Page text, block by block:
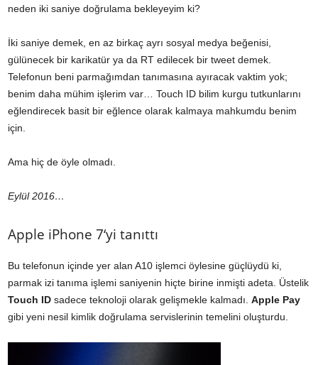
neden iki saniye doğrulama bekleyeyim ki?
İki saniye demek, en az birkaç ayrı sosyal medya beğenisi,
gülünecek bir karikatür ya da RT edilecek bir tweet demek.
Telefonun beni parmağımdan tanımasına ayıracak vaktim yok;
benim daha mühim işlerim var… Touch ID bilim kurgu tutkunlarını
eğlendirecek basit bir eğlence olarak kalmaya mahkumdu benim
için.
Ama hiç de öyle olmadı.
Eylül 2016…
Apple iPhone 7‘yi tanıttı
Bu telefonun içinde yer alan A10 işlemci öylesine güçlüydü ki,
parmak izi tanıma işlemi saniyenin hiçte birine inmişti adeta. Üstelik
Touch ID sadece teknoloji olarak gelişmekle kalmadı. Apple Pay
gibi yeni nesil kimlik doğrulama servislerinin temelini oluşturdu.